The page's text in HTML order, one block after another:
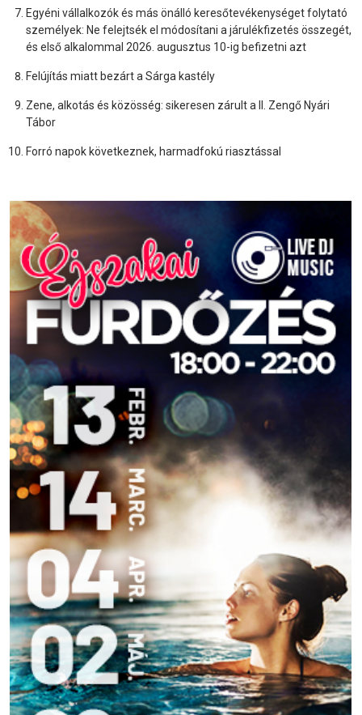
Egyéni vállalkozók és más önálló keresőtevékenységet folytató
személyek: Ne felejtsék el módosítani a járulékfizetés összegét,
és első alkalommal 2026. augusztus 10-ig befizetni azt
Felújítás miatt bezárt a Sárga kastély
Zene, alkotás és közösség: sikeresen zárult a II. Zengő Nyári
Tábor
Forró napok következnek, harmadfokú riasztással